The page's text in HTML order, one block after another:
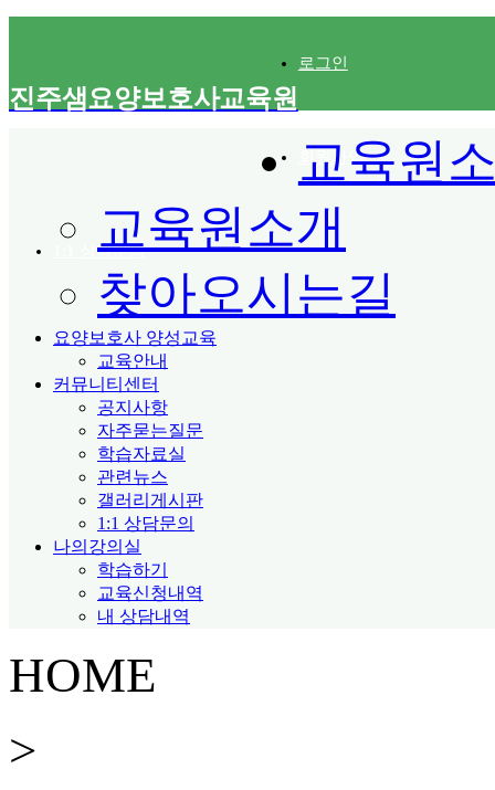
진주샘요양보호사교육원
로그인
회원가입
1:1 상담문의
교육원
교육원소개
찾아오시는길
요양보호사 양성교육
교육안내
커뮤니티센터
공지사항
자주묻는질문
학습자료실
관련뉴스
갤러리게시판
1:1 상담문의
나의강의실
학습하기
교육신청내역
내 상담내역
HOME
>